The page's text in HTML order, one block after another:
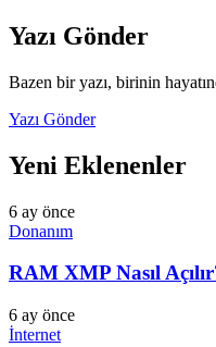
Yazı Gönder
Bazen bir yazı, birinin
Yazı Gönder
Yeni Eklenenler
6 ay önce
Donanım
RAM XMP Nasıl
6 ay önce
İnternet